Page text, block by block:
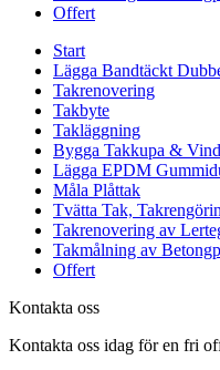
Offert
Start
Lägga Bandtäckt
Takrenovering
Takbyte
Takläggning
Bygga Takkupa &
Lägga EPDM
Måla Plåttak
Tvätta Tak,
Takrenovering av
Takmålning av
Offert
Kontakta oss
Kontakta oss idag för en fri